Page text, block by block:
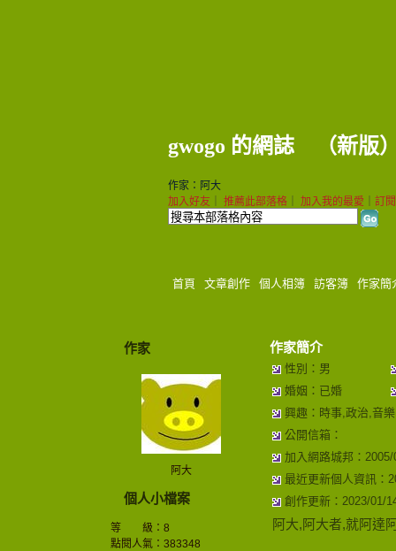
gwogo 的網誌 （新版
首頁 文章創作 個人相簿 訪客簿 作家簡
加入好友 推薦此部落格 加入我的最愛 訂
作家：阿大
作家
阿大
個人小檔案
等 級：8
點閱人氣：383348
作家簡介
性別：男
婚姻：已婚
興趣：時事,政治,音
公開信箱：
加入網路城邦：
最近更新個人資訊：
創作更新：2023/01/
阿大,阿大者,就阿達